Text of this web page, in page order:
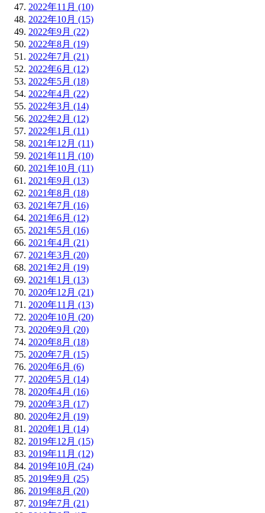
2022年11月 (10)
2022年10月 (15)
2022年9月 (22)
2022年8月 (19)
2022年7月 (21)
2022年6月 (12)
2022年5月 (18)
2022年4月 (22)
2022年3月 (14)
2022年2月 (12)
2022年1月 (11)
2021年12月 (11)
2021年11月 (10)
2021年10月 (11)
2021年9月 (13)
2021年8月 (18)
2021年7月 (16)
2021年6月 (12)
2021年5月 (16)
2021年4月 (21)
2021年3月 (20)
2021年2月 (19)
2021年1月 (13)
2020年12月 (21)
2020年11月 (13)
2020年10月 (20)
2020年9月 (20)
2020年8月 (18)
2020年7月 (15)
2020年6月 (6)
2020年5月 (14)
2020年4月 (16)
2020年3月 (17)
2020年2月 (19)
2020年1月 (14)
2019年12月 (15)
2019年11月 (12)
2019年10月 (24)
2019年9月 (25)
2019年8月 (20)
2019年7月 (21)